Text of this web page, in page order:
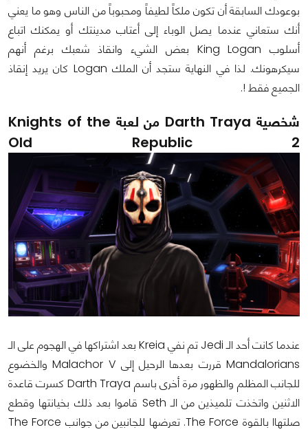
بوعودك السابقة أن تكون ملكاً لطيفاً ومحبوباً من الناس وهو ما يعني
أنك ستعاني عندما يصل الوباء إلى أعتاب مدينتك أو يمكنك اتباع
أسلوب King Logan بعض الشيء وانقاذ شعبك برغم أنهم
سيكرهونك. لذا في النهاية ستجد أن الملك Logan كان يريد إنقاذ
الجميع فقط !.
شخصية Darth Traya من لعبة Knights of the
Old Republic 2
عندما كانت أحد الـ Jedi تم نفي Kreia بعد اشتراكها في الهجوم على الـ
Mandalorians قررت بعدها الرحيل إلى Malachor V والخضوع
للجانب المظلم والظهور مرة أخرى باسم Darth Traya كسرت قاعدة
الاثنين واتخذت تلميذين من الـ Seth قاموا بعد ذلك بخيانتها وقطع
صلتهاا بالقوة The Force. تعرضها للجانبين من جوانب The Force